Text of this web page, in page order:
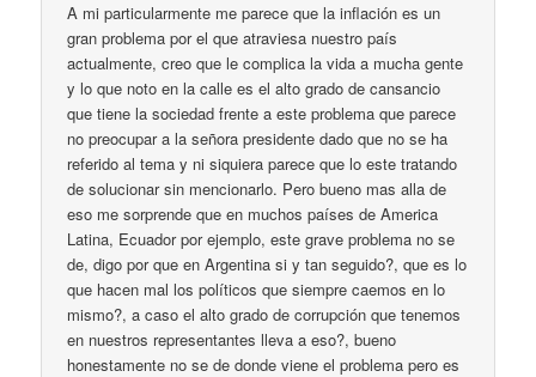
A mi particularmente me parece que la inflación es un
gran problema por el que atraviesa nuestro país
actualmente, creo que le complica la vida a mucha gente
y lo que noto en la calle es el alto grado de cansancio
que tiene la sociedad frente a este problema que parece
no preocupar a la señora presidente dado que no se ha
referido al tema y ni siquiera parece que lo este tratando
de solucionar sin mencionarlo. Pero bueno mas alla de
eso me sorprende que en muchos países de America
Latina, Ecuador por ejemplo, este grave problema no se
de, digo por que en Argentina si y tan seguido?, que es lo
que hacen mal los políticos que siempre caemos en lo
mismo?, a caso el alto grado de corrupción que tenemos
en nuestros representantes lleva a eso?, bueno
honestamente no se de donde viene el problema pero es